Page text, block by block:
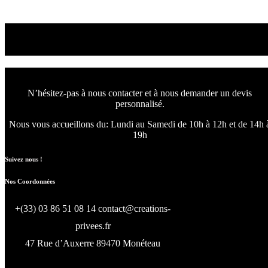
N’hésitez-pas à nous contacter et à nous demander un devis
personnalisé.
Nous vous accueillons du: Lundi au Samedi de 10h à 12h et de 14h
19h
Suivez nous !
Nos Coordonnées
+(33) 03 86 51 08 14 contact@creations-
privees.fr
47 Rue d’Auxerre 89470 Monéteau